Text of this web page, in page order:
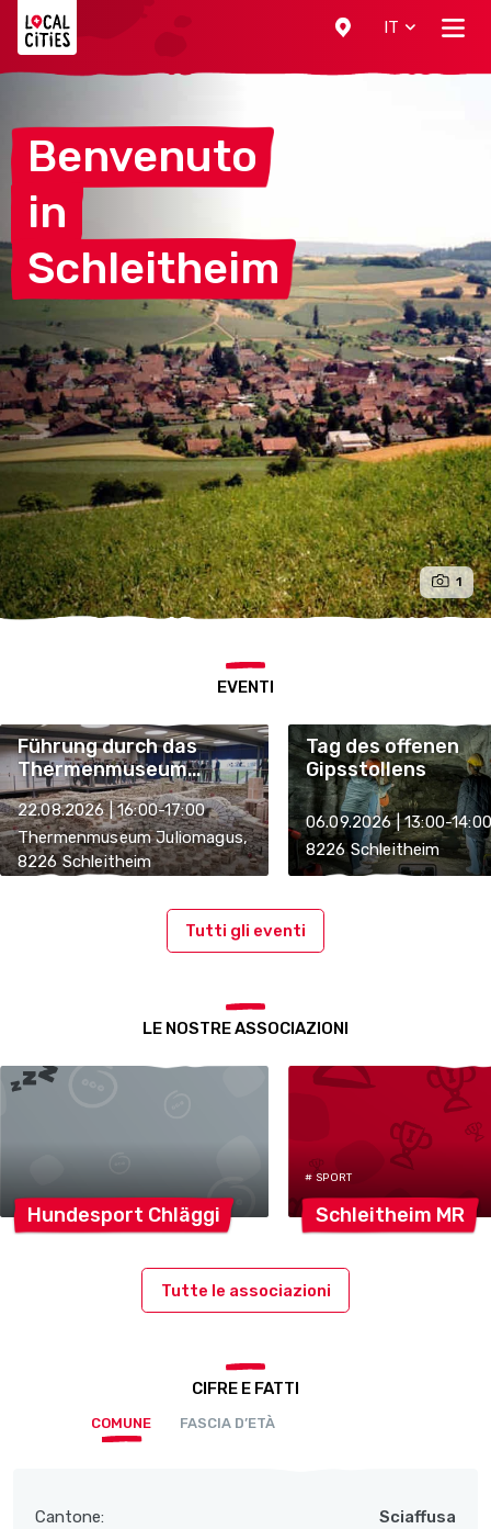
IT
Benvenuto
in
Schleitheim
1
EVENTI
Führung durch das
Thermenmuseum
Schleitheim-Iuliomagu
22.08.2026 | 16:00-17:00
Thermenmuseum Juliomagus,
8226 Schleitheim
Tag des offenen
Gipsstollens
06.09.2026 | 13:00-14:00
8226 Schleitheim
Tutti gli eventi
LE NOSTRE ASSOCIAZIONI
Hundesport Chläggi
# SPORT
Schleitheim MR
Tutte le associazioni
CIFRE E FATTI
COMUNE FASCIA D’ETÀ
Cantone:
Sciaffusa